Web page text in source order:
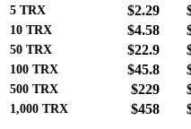
5 TRX $2.29
10 TRX $4.58
50 TRX $22.9
100 TRX $45.8
500 TRX $229
1,000 TRX $458